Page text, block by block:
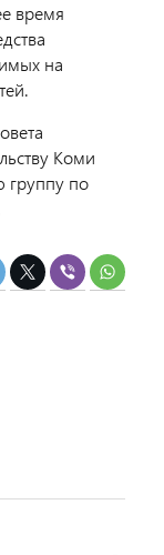
время
на
Коми
группу по